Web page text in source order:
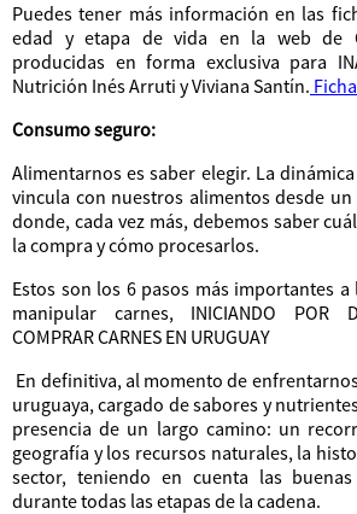
Puedes tener más información en las
edad y etapa de vida en la web de
producidas en forma exclusiva para
Nutrición Inés Arruti y Viviana Santín.
Consumo seguro:
Alimentarnos es saber elegir. La
vincula con nuestros alimentos desde
donde, cada vez más, debemos saber
la compra y cómo procesarlos.
Estos son los 6 pasos más importantes
manipular carnes, INICIANDO POR
COMPRAR CARNES EN URUGUAY
En definitiva, al momento de
uruguaya, cargado de sabores y
presencia de un largo camino: un
geografía y los recursos naturales, la
sector, teniendo en cuenta las
durante todas las etapas de la cadena.